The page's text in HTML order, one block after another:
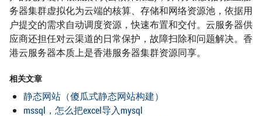
务器集群虚拟化为云端的核算、存储和网络资源池，依据用
户提交的需求自动调度资源，快速布置和交付。云服务器供
应商还担任对云渠道的日常保护，故障扫除和问题解决。香
港云服务器本质上是香港服务器集群资源同享。
相关文章
静态网站（傻瓜式静态网站构建）
mssql，怎么把excel导入mysql